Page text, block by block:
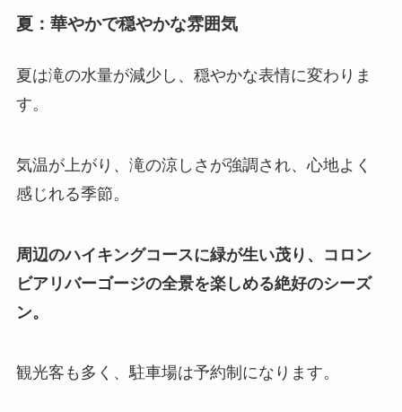
夏：華やかで穏やかな雰囲気
夏は滝の水量が減少し、穏やかな表情に変わりま
す。
気温が上がり、滝の涼しさが強調され、心地よく
感じれる季節。
周辺のハイキングコースに緑が生い茂り、コロン
ビアリバーゴージの全景を楽しめる絶好のシーズ
ン。
観光客も多く、駐車場は予約制になります。